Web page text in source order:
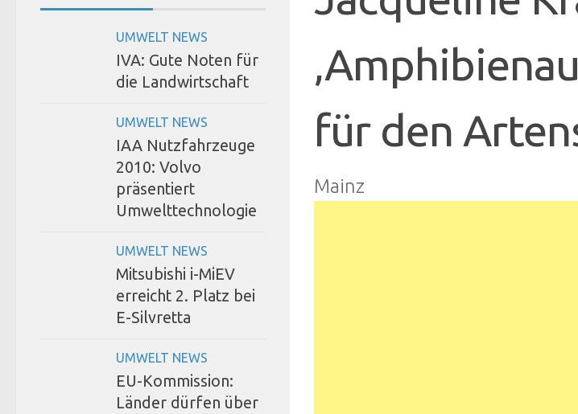
für den
Mainz
UMWELT NEWS
IVA: Gute Noten für
die Landwirtschaft
UMWELT NEWS
IAA Nutzfahrzeuge
2010: Volvo
präsentiert
Umwelttechnologie
UMWELT NEWS
Mitsubishi i-MiEV
erreicht 2. Platz bei
E-Silvretta
UMWELT NEWS
EU-Kommission:
Länder dürfen über